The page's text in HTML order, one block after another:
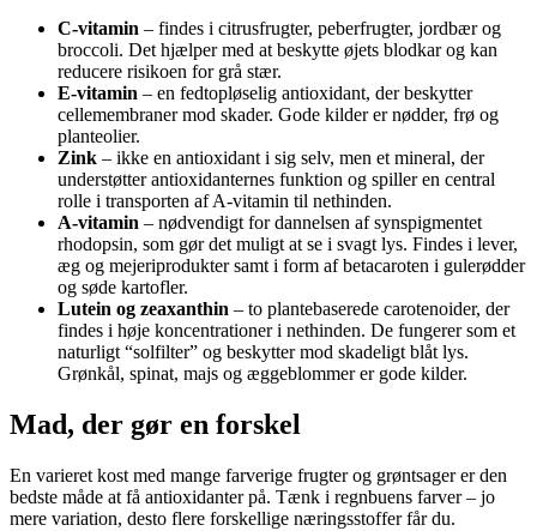
C-vitamin – findes i citrusfrugter, peberfrugter, jordbær og
broccoli. Det hjælper med at beskytte øjets blodkar og kan
reducere risikoen for grå stær.
E-vitamin – en fedtopløselig antioxidant, der beskytter
cellemembraner mod skader. Gode kilder er nødder, frø og
planteolier.
Zink – ikke en antioxidant i sig selv, men et mineral, der
understøtter antioxidanternes funktion og spiller en central
rolle i transporten af A-vitamin til nethinden.
A-vitamin – nødvendigt for dannelsen af synspigmentet
rhodopsin, som gør det muligt at se i svagt lys. Findes i lever,
æg og mejeriprodukter samt i form af betacaroten i gulerødder
og søde kartofler.
Lutein og zeaxanthin – to plantebaserede carotenoider, der
findes i høje koncentrationer i nethinden. De fungerer som et
naturligt “solfilter” og beskytter mod skadeligt blåt lys.
Grønkål, spinat, majs og æggeblommer er gode kilder.
Mad, der gør en forskel
En varieret kost med mange farverige frugter og grøntsager er den
bedste måde at få antioxidanter på. Tænk i regnbuens farver – jo
mere variation, desto flere forskellige næringsstoffer får du.